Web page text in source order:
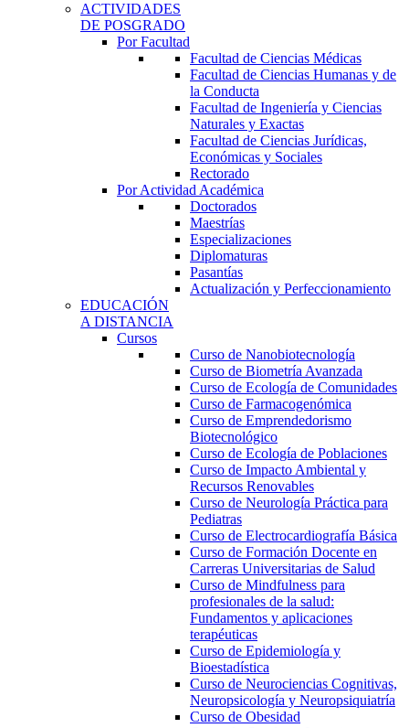
ACTIVIDADES
DE POSGRADO
Por Facultad
Facultad de Ciencias Médicas
Facultad de Ciencias Humanas y de
la Conducta
Facultad de Ingeniería y Ciencias
Naturales y Exactas
Facultad de Ciencias Jurídicas,
Económicas y Sociales
Rectorado
Por Actividad Académica
Doctorados
Maestrías
Especializaciones
Diplomaturas
Pasantías
Actualización y Perfeccionamiento
EDUCACIÓN
A DISTANCIA
Cursos
Curso de Nanobiotecnología
Curso de Biometría Avanzada
Curso de Ecología de Comunidades
Curso de Farmacogenómica
Curso de Emprendedorismo
Biotecnológico
Curso de Ecología de Poblaciones
Curso de Impacto Ambiental y
Recursos Renovables
Curso de Neurología Práctica para
Pediatras
Curso de Electrocardiografía Básica
Curso de Formación Docente en
Carreras Universitarias de Salud
Curso de Mindfulness para
profesionales de la salud:
Fundamentos y aplicaciones
terapéuticas
Curso de Epidemiología y
Bioestadística
Curso de Neurociencias Cognitivas,
Neuropsicología y Neuropsiquiatría
Curso de Obesidad